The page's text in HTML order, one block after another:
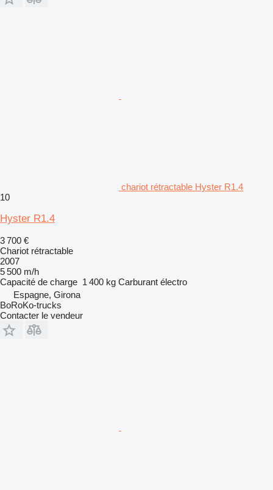
chariot rétractable Hyster R1.4
10
Hyster R1.4
3 700 €
Chariot rétractable
2007
5 500 m/h
Capacité de charge 1 400 kg Carburant électro
Espagne, Girona
BoRoKo-trucks
Contacter le vendeur